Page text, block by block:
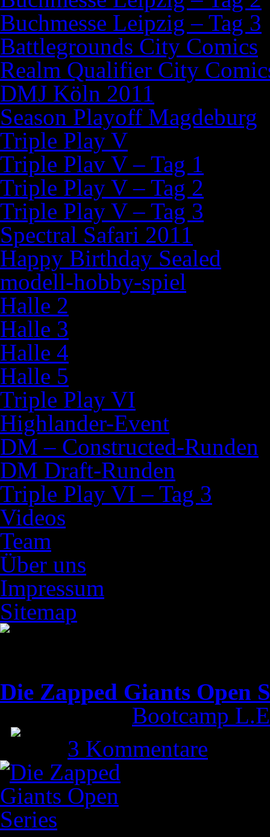
Buchmesse Leipzig – Tag 3
Battlegrounds City Comics
Realm Qualifier City
DMJ Köln 2011
Season Playoff Magdeburg
Triple Play V
Triple Plav V – Tag 1
Triple Play V – Tag 2
Triple Play V – Tag 3
Spectral Safari 2011
Happy Birthday Sealed
modell-hobby-spiel
Halle 2
Halle 3
Halle 4
Halle 5
Triple Play VI
Highlander-Event
DM – Constructed-Runden
DM Draft-Runden
Triple Play VI – Tag 3
Videos
Team
Über uns
Impressum
Sitemap
Die Zapped Giants Open
Bootcamp
3 Kommentare